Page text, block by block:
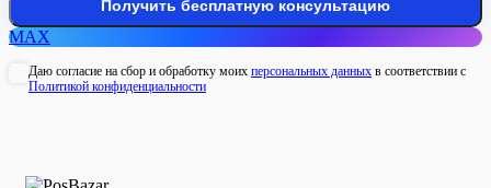
MAX
Даю согласие на сбор и обработку моих персональных данных в соответствии с
Политикой конфиденциальности